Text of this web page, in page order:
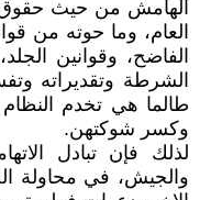
الهامش من حيث حقوق
العام، وما حوته من
الفاضح، وقوانين
الشرطة وتقديراته
طالما هي تخدم
وكسر شوكتهن.
لذلك فإن تبادل
والجيش، في محاولة